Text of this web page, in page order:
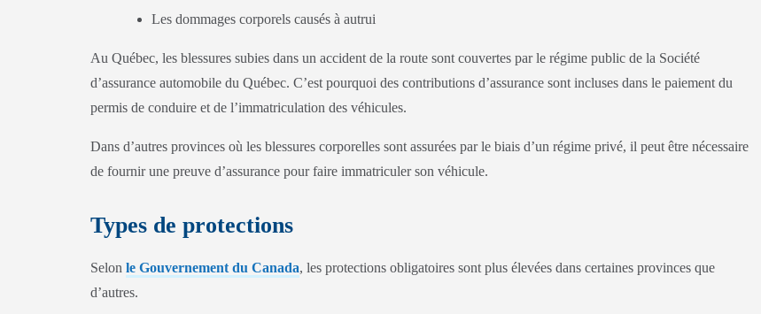
Les dommages corporels causés à autrui
Au Québec, les blessures subies dans un accident de la route sont couvertes par le régime public de la Société
d’assurance automobile du Québec. C’est pourquoi des contributions d’assurance sont incluses dans le paiement du
permis de conduire et de l’immatriculation des véhicules.
Dans d’autres provinces où les blessures corporelles sont assurées par le biais d’un régime privé, il peut être nécessaire
de fournir une preuve d’assurance pour faire immatriculer son véhicule.
Types de protections
Selon le Gouvernement du Canada, les protections obligatoires sont plus élevées dans certaines provinces que
d’autres.